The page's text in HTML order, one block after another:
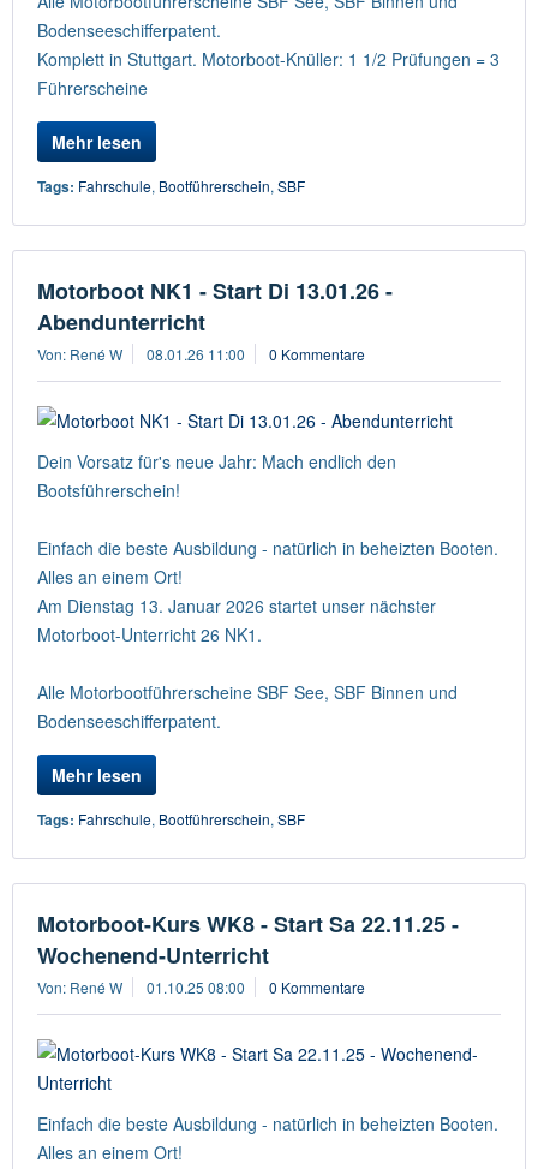
Bodenseeschifferpatent.
Komplett in Stuttgart. Motorboot-Knüller: 1 1/2 Prüfungen = 3
Führerscheine
Mehr lesen
Tags: Fahrschule, Bootführerschein, SBF
Motorboot NK1 - Start Di 13.01.26 -
Abendunterricht
Von: René W 08.01.26 11:00 0 Kommentare
Dein Vorsatz für's neue Jahr: Mach endlich den
Bootsführerschein!
Einfach die beste Ausbildung - natürlich in beheizten Booten.
Alles an einem Ort!
Am Dienstag 13. Januar 2026 startet unser nächster
Motorboot-Unterricht 26 NK1.
Alle Motorbootführerscheine SBF See, SBF Binnen und
Bodenseeschifferpatent.
Mehr lesen
Tags: Fahrschule, Bootführerschein, SBF
Motorboot-Kurs WK8 - Start Sa 22.11.25 -
Wochenend-Unterricht
Von: René W 01.10.25 08:00 0 Kommentare
Einfach die beste Ausbildung - natürlich in beheizten Booten.
Alles an einem Ort!